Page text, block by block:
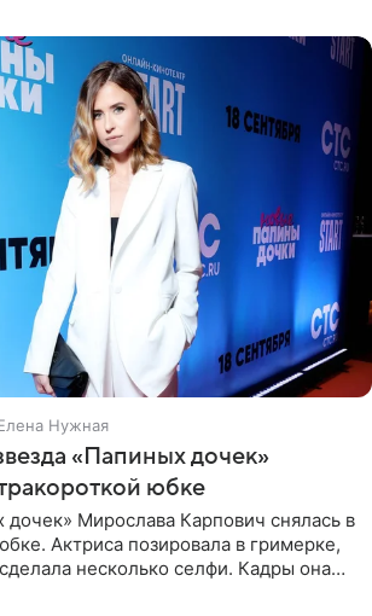
Нужная
«Папиных дочек»
юбке
дочек» Мирослава Карпович снялась в
Актриса позировала в гримерке,
несколько селфи. Кадры она